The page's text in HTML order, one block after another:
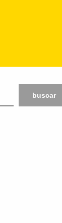
buscar